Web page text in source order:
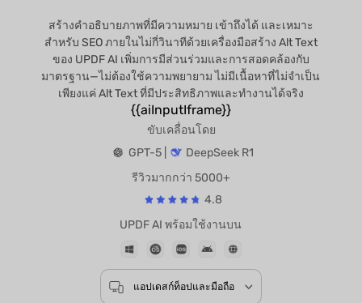
สร้างคำอธิบายภาพที่มีความหมาย เข้าถึงได้ และเหมาะ
สำหรับ SEO ภายในไม่กี่วินาทีด้วยเครื่องมือสร้าง Alt Text
ของ UPDF AI เพิ่มการมีส่วนร่วมและการสอดคล้องกับ
มาตรฐาน—ไม่ต้องใช้ความพยายาม ไม่มีเนื้อหาที่ไม่จำเป็น
เพียงแค่ Alt Text ที่มีประสิทธิภาพและทำงานได้จริง
{{aiInputIframe}}
ขับเคลื่อนโดย
รีวิวมากกว่า 5000+
4.8
UPDF AI พร้อมใช้งานบน